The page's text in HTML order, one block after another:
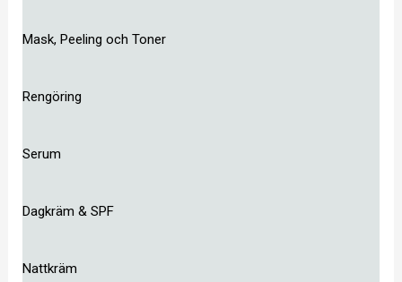
Mask, Peeling och Toner
Rengöring
Serum
Dagkräm & SPF
Nattkräm